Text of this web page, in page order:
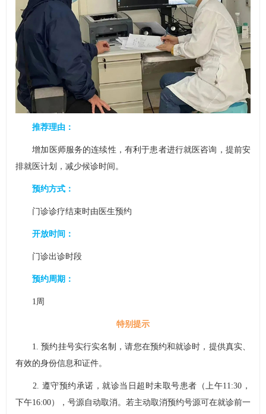
推荐理由：
增加医师服务的连续性，有利于患者进行就医咨询，提前安
排就医计划，减少候诊时间。
预约方式：
门诊诊疗结束时由医生预约
开放时间：
门诊出诊时段
预约周期：
1周
特别提示
1. 预约挂号实行实名制，请您在预约和就诊时，提供真实、
有效的身份信息和证件。
2. 遵守预约承诺，就诊当日超时未取号患者（上午11:30，
下午16:00），号源自动取消。若主动取消预约号源可在就诊前一